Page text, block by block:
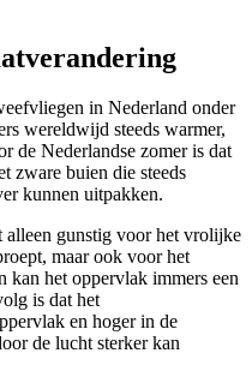
in Nederland onder
wereldwijd steeds warmer,
de Nederlandse zomer is dat
zware buien die steeds
kunnen uitpakken.
gunstig voor het vrolijke
maar ook voor het
kan het oppervlak immers een
is dat het
en hoger in de
de lucht sterker kan